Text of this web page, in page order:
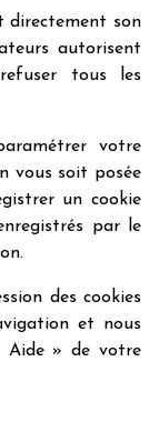
son
autorisent
tous les
votre
vous soit posée
un cookie
par le
des cookies
et nous
Aide » de votre